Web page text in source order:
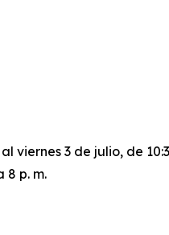
3 de julio, de
8 p. m.